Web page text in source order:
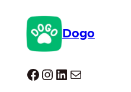
Dogo
Dogo facebook InstagramLinkedIn Correo electrónico